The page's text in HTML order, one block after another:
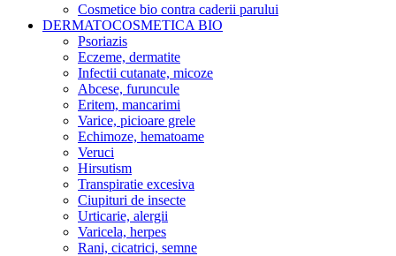
Cosmetice bio contra caderii parului
DERMATOCOSMETICA BIO
Psoriazis
Eczeme, dermatite
Infectii cutanate, micoze
Abcese, furuncule
Eritem, mancarimi
Varice, picioare grele
Echimoze, hematoame
Veruci
Hirsutism
Transpiratie excesiva
Ciupituri de insecte
Urticarie, alergii
Varicela, herpes
Rani, cicatrici, semne